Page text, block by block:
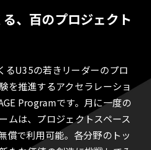
、百のプロジェクト
るU35の若きリーダーのプロ
を推進するアクセラレーショ
Programです。月に一度の
ムは、プロジェクトスペース
償で利用可能。各分野のトッ